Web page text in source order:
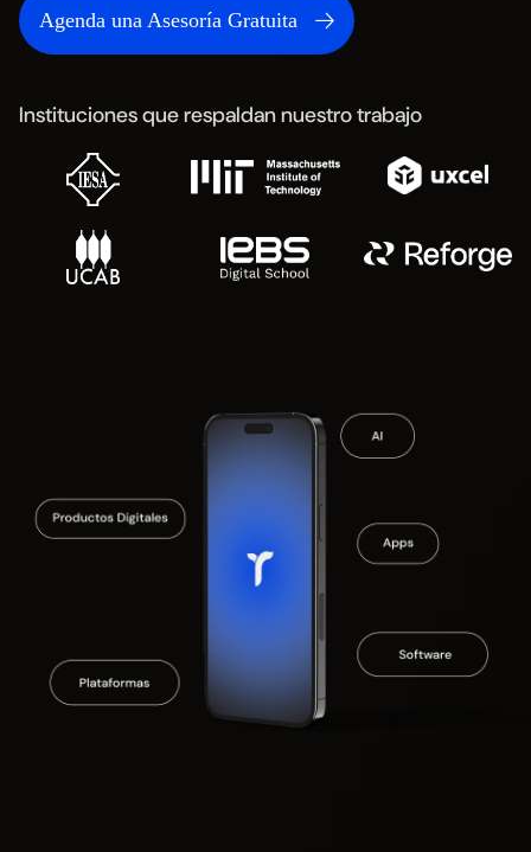
Agenda una Asesoría Gratuita
Instituciones que respaldan nuestro trabajo